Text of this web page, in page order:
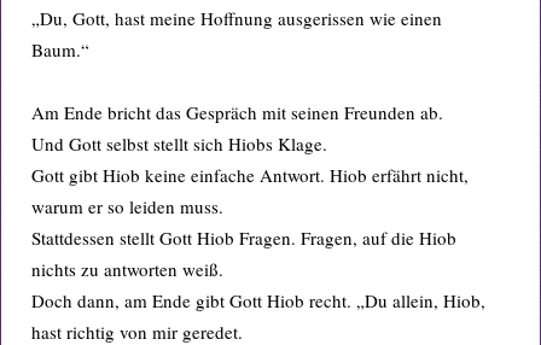
„Du, Gott, hast meine Hoffnung ausgerissen wie einen
Baum.“
Am Ende bricht das Gespräch mit seinen Freunden ab.
Und Gott selbst stellt sich Hiobs Klage.
Gott gibt Hiob keine einfache Antwort. Hiob erfährt nicht,
warum er so leiden muss.
Stattdessen stellt Gott Hiob Fragen. Fragen, auf die Hiob
nichts zu antworten weiß.
Doch dann, am Ende gibt Gott Hiob recht. „Du allein, Hiob,
hast richtig von mir geredet.